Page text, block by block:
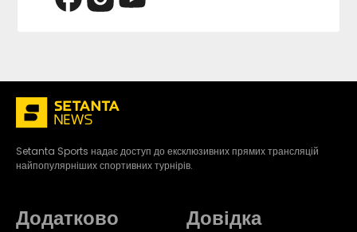
Setanta Sports надає доступ до ексклюзивних прямих трансляцій
найпопулярніших спортивних турнірів.
Додатково Довідка